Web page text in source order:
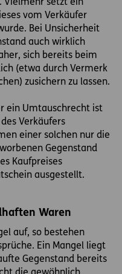
Vielmehr setzt ein
vom Verkäufer
Bei Unsicherheit
auch wirklich
sich bereits beim
(etwa durch Vermerk
zusichern zu lassen.
ein Umtauschrecht ist
Verkäufers
einer solchen nur die
Gegenstand
Kaufpreises
ausgestellt.
Waren
auf, so bestehen
Ein Mangel liegt
Gegenstand bereits